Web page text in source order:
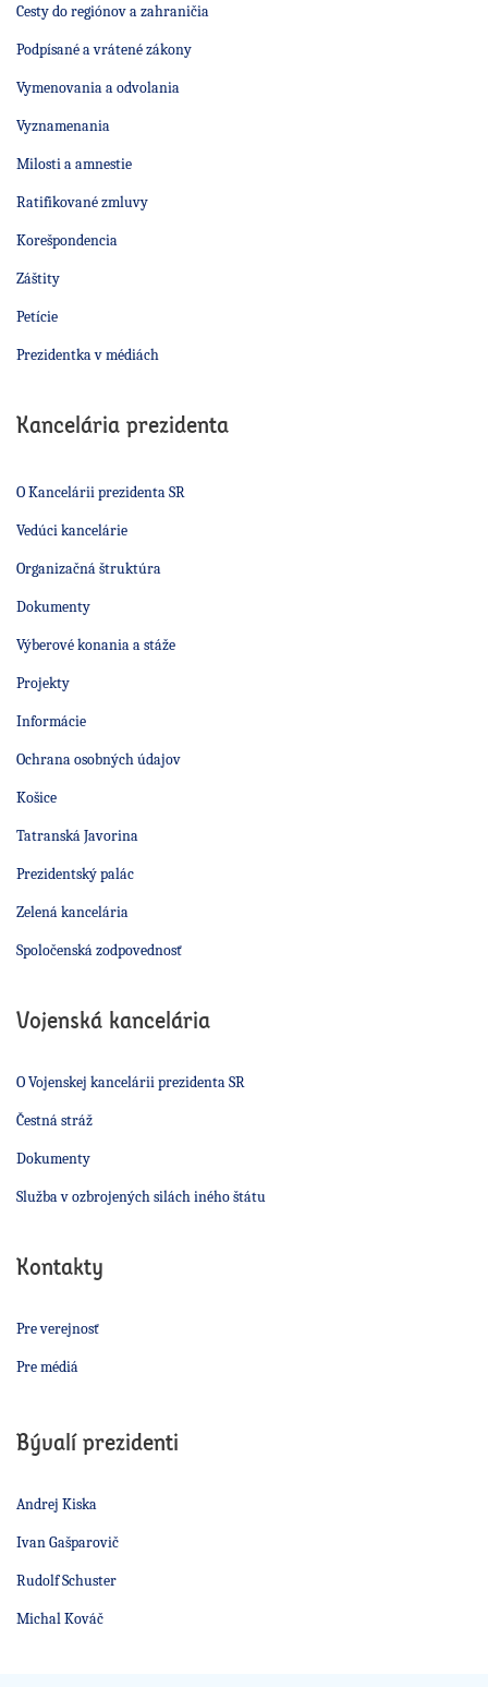
Cesty do regiónov a zahraničia
Podpísané a vrátené zákony
Vymenovania a odvolania
Vyznamenania
Milosti a amnestie
Ratifikované zmluvy
Korešpondencia
Záštity
Petície
Prezidentka v médiách
Kancelária prezidenta
O Kancelárii prezidenta SR
Vedúci kancelárie
Organizačná štruktúra
Dokumenty
Výberové konania a stáže
Projekty
Informácie
Ochrana osobných údajov
Košice
Tatranská Javorina
Prezidentský palác
Zelená kancelária
Spoločenská zodpovednosť
Vojenská kancelária
O Vojenskej kancelárii prezidenta SR
Čestná stráž
Dokumenty
Služba v ozbrojených silách iného štátu
Kontakty
Pre verejnosť
Pre médiá
Bývalí prezidenti
Andrej Kiska
Ivan Gašparovič
Rudolf Schuster
Michal Kováč